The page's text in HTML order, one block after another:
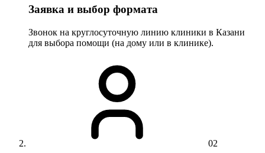
Заявка и выбор формата
Звонок на круглосуточную линию клиники в Казани
для выбора помощи (на дому или в клинике).
02